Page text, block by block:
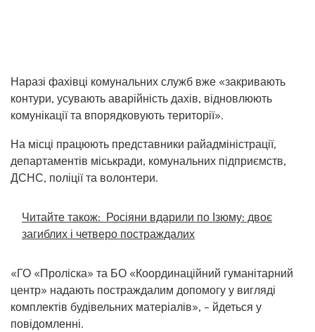
Наразі фахівці комунальних служб вже «закривають
контури, усувають аварійність дахів, відновлюють
комунікації та впорядковують території».
На місці працюють представники райадміністрації,
департаментів міськради, комунальних підприємств,
ДСНС, поліції та волонтери.
Читайте також: Росіяни вдарили по Ізюму: двоє
загиблих і четверо постраждалих
«ГО «Проліска» та БО «Координаційний гуманітарний
центр» надають постраждалим допомогу у вигляді
комплектів будівельних матеріалів», – йдеться у
повідомленні.